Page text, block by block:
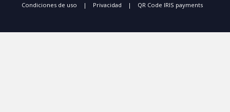
Condiciones de uso | Privacidad | QR Code IRIS payments